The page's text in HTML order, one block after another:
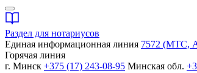
Раздел для нотариусов
Единая информационная линия 7572 (МТС,
Горячая линия
г. Минск +375 (17) 243-08-95 Минская обл.